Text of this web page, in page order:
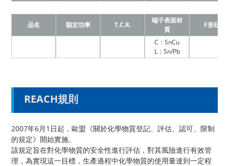
品名 額定功率 T.C.R.
端子表面材
質
F形狀
C：SnCu
L：Sn/Pb
REACH規則
2007年6月1日起，歐盟《關於化學物質登記、評估、認可、限制
的規定》開始實施。
該規定旨在對化學物質的安全性進行評估，對其風險進行有效管
理，為實現這一目標，生產過程中化學物質的使用量達到一定程